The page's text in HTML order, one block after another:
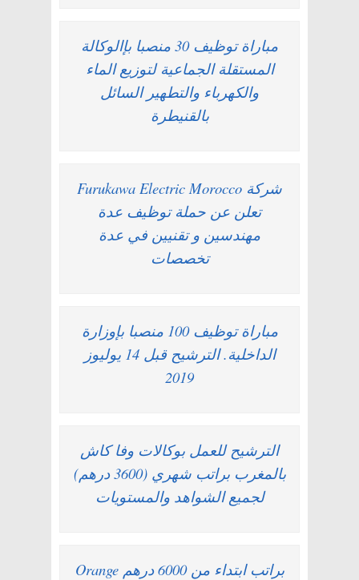
مباراة توظيف 30 منصبا بإالوكالة
المستقلة الجماعية لتوزيع الماء
والكهرباء والتطهير السائل
بالقنيطرة
شركة Furukawa Electric Morocco
تعلن عن حملة توظيف عدة
مهندسين و تقنيين في عدة
تخصصات
مباراة توظيف 100 منصبا بإوزارة
الداخلية. الترشيح قبل 14 يوليوز
2019
الترشيح للعمل بوكالات وفا كاش
بالمغرب براتب شهري (3600 درهم)
لجميع الشواهد والمستويات
براتب ابتداء من 6000 درهم Orange